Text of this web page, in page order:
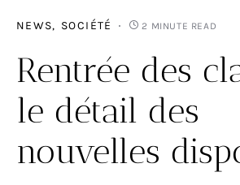
NEWS SOCIÉTÉ 2 MINUTE READ
Rentrée des
le détail des
nouvelles